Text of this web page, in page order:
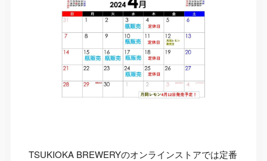
TSUKIOKA BREWERYのオンラインストアでは定番